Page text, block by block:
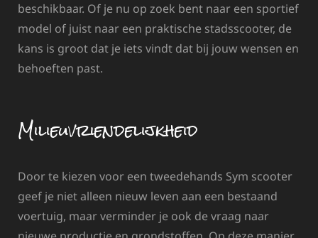
beschikbaar. Of je nu op zoek bent naar een sportief
model of juist naar een praktische stadsscooter, de
kans is groot dat je iets vindt dat bij jouw wensen en
behoeften past.
Milieuvriendelijkheid
Door te kiezen voor een tweedehands Sym scooter
geef je niet alleen nieuw leven aan een bestaand
voertuig, maar verminder je ook de vraag naar